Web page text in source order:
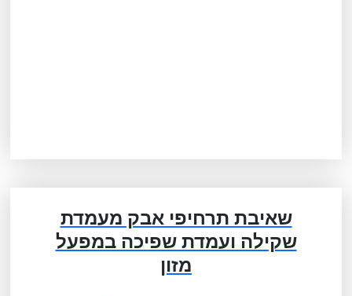
שאיבת תרחיפי אבק מעמדת
שקילה ועמדת שפיכה במפעל
מזון